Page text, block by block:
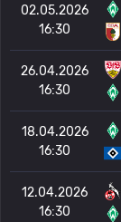
02.05.2026
16:30
26.04.2026
16:30
18.04.2026
16:30
12.04.2026
16:30